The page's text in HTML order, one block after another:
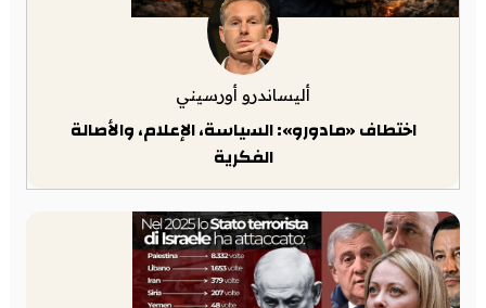
أليساندرو أورسيني
اختطاف «مادورو»: السياسة، الإعلام، والأصالة
الفكرية